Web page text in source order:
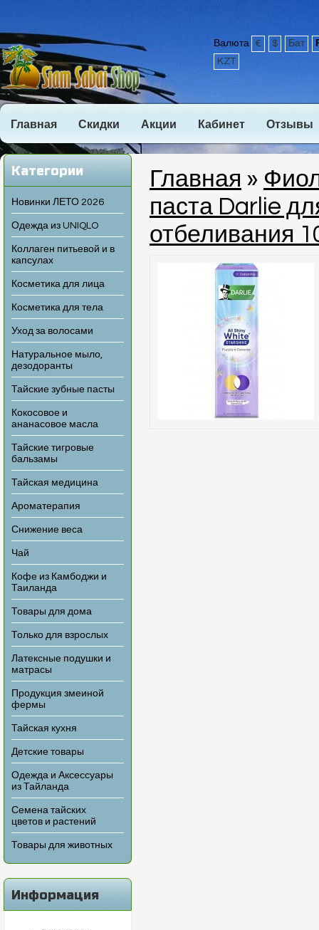
Валюта € $ Бат
KZT
Главная Скидки Акции Кабинет Отзывы
Категории
Новинки ЛЕТО 2026
Одежда из UNIQLO
Коллаген питьевой и в
капсулах
Косметика для лица
Косметика для тела
Уход за волосами
Натуральное мыло,
дезодоранты
Тайские зубные пасты
Кокосовое и
ананасовое масла
Тайские тигровые
бальзамы
Тайская медицина
Ароматерапия
Снижение веса
Чай
Кофе из Камбоджи и
Таиланда
Товары для дома
Только для взрослых
Латексные подушки и
матрасы
Продукция змеиной
фермы
Тайская кухня
Детские товары
Одежда и Аксессуары
из Тайланда
Семена тайских
цветов и растений
Товары для животных
Информация
Главная »
паста Darlie
отбеливания